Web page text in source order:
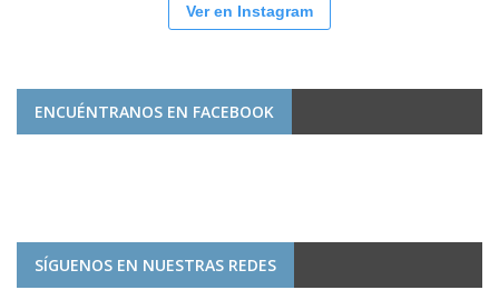
Ver en Instagram
ENCUÉNTRANOS EN FACEBOOK
SÍGUENOS EN NUESTRAS REDES